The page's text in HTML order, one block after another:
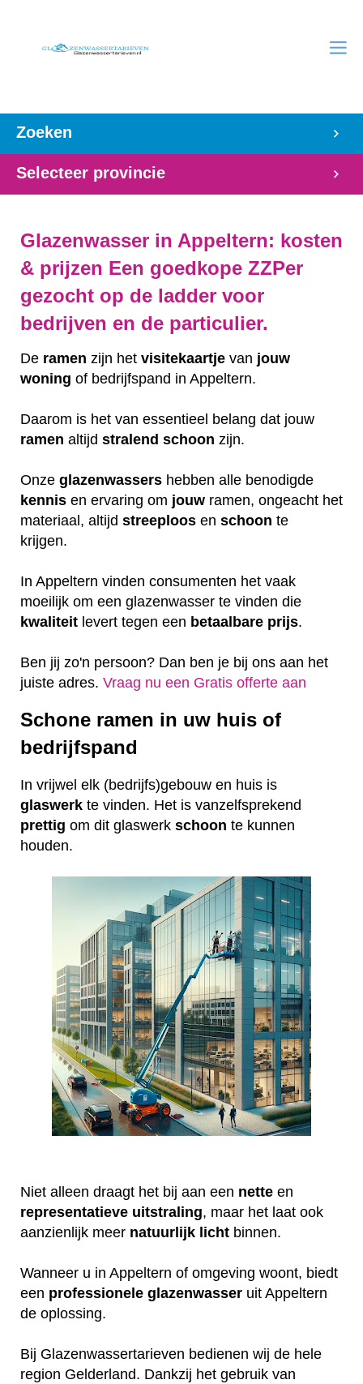
Zoeken
Selecteer provincie
Glazenwasser in Appeltern: kosten
& prijzen Een goedkope ZZPer
gezocht op de ladder voor
bedrijven en de particulier.
De ramen zijn het visitekaartje van jouw
woning of bedrijfspand in Appeltern.
Daarom is het van essentieel belang dat jouw
ramen altijd stralend schoon zijn.
Onze glazenwassers hebben alle benodigde
kennis en ervaring om jouw ramen, ongeacht het
materiaal, altijd streeploos en schoon te
krijgen.
In Appeltern vinden consumenten het vaak
moeilijk om een glazenwasser te vinden die
kwaliteit levert tegen een betaalbare prijs.
Ben jij zo'n persoon? Dan ben je bij ons aan het
juiste adres. Vraag nu een Gratis offerte aan
Schone ramen in uw huis of
bedrijfspand
In vrijwel elk (bedrijfs)gebouw en huis is
glaswerk te vinden. Het is vanzelfsprekend
prettig om dit glaswerk schoon te kunnen
houden.
Niet alleen draagt het bij aan een nette en
representatieve uitstraling, maar het laat ook
aanzienlijk meer natuurlijk licht binnen.
Wanneer u in Appeltern of omgeving woont, biedt
een professionele glazenwasser uit Appeltern
de oplossing.
Bij Glazenwassertarieven bedienen wij de hele
region Gelderland. Dankzij het gebruik van